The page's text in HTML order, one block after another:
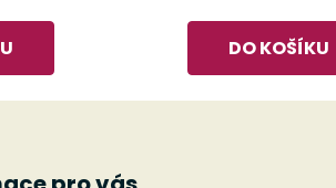
DO KOŠÍKU